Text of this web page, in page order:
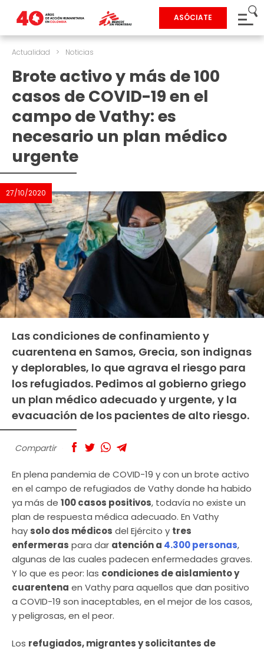
ASÓCIATE
Actualidad > Noticias
Brote activo y más de 100
casos de COVID-19 en el
campo de Vathy: es
necesario un plan médico
urgente
27/10/2020
Las condiciones de confinamiento y
cuarentena en Samos, Grecia, son indignas
y deplorables, lo que agrava el riesgo para
los refugiados. Pedimos al gobierno griego
un plan médico adecuado y urgente, y la
evacuación de los pacientes de alto riesgo.
Compartir
En plena pandemia de COVID-19 y con un brote activo
en el campo de refugiados de Vathy donde ha habido
ya más de 100 casos positivos, todavía no existe un
plan de respuesta médica adecuado. En Vathy
hay solo dos médicos del Ejército y tres
enfermeras para dar atención a 4.300 personas,
algunas de las cuales padecen enfermedades graves.
Y lo que es peor: las condiciones de aislamiento y
cuarentena en Vathy para aquellos que dan positivo
a COVID-19 son inaceptables, en el mejor de los casos,
y peligrosas, en el peor.
Los refugiados, migrantes y solicitantes de